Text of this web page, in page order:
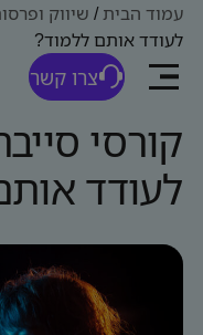
צרו קשר
עמוד הבית/ שיווק
לעודד אותם ללמוד?
קורסי
לעודד